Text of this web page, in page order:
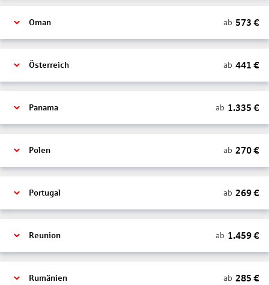
Oman ab 573 €
Österreich ab 441 €
Panama ab 1.335 €
Polen ab 270€
Portugal ab 269€
Reunion ab 1.459€
Rumänien ab 285 €